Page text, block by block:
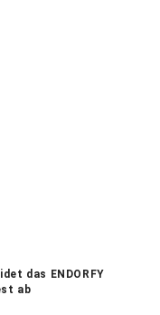
das ENDORFY
ab